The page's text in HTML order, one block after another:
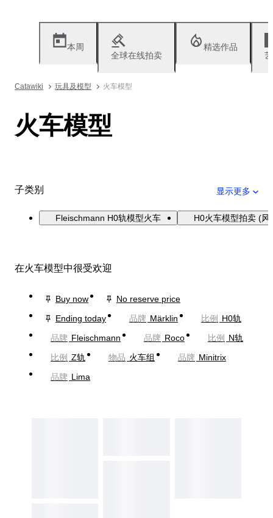
本周
全球在线拍卖
精选作品
Catawiki 玩具及模型 火车模型
火车模型
子类别 显示更多
Fleischmann H0轨模型火车 H0火车模型拍卖 (风
在火车模型中很受欢迎
Buy now
No reserve price
Ending today
品牌 Märklin 比例
H0轨
品牌 Fleischmann 品牌 Roco 比例
N轨
比例 Z轨 物品 火车组 品牌 Minitrix
品牌 Lima